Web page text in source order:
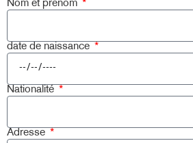
Nom et prénom
date de naissance
Nationalité
Adresse